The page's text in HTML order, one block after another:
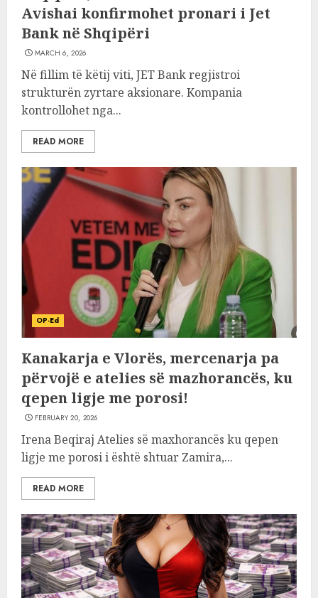
Avishai konfirmohet pronari i Jet
Bank në Shqipëri
MARCH 6, 2026
Në fillim të këtij viti, JET Bank regjistroi
strukturën zyrtare aksionare. Kompania
kontrollohet nga...
READ MORE
OP-Ed
Kanakarja e Vlorës, mercenarja pa
përvojë e atelies së mazhorancës, ku
qepen ligje me porosi!
FEBRUARY 20, 2026
Irena Beqiraj Atelies së maxhorancës ku qepen
ligje me porosi i është shtuar Zamira,...
READ MORE